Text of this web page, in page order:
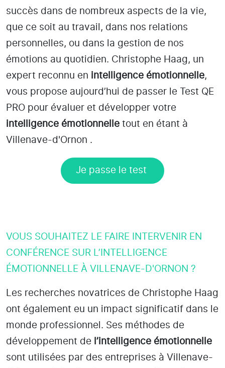
succès dans de nombreux aspects de la vie,
que ce soit au travail, dans nos relations
personnelles, ou dans la gestion de nos
émotions au quotidien. Christophe Haag, un
expert reconnu en intelligence émotionnelle,
vous propose aujourd’hui de passer le Test QE
PRO pour évaluer et développer votre
intelligence émotionnelle tout en étant à
Villenave-d'Ornon .
Je passe le test
VOUS SOUHAITEZ LE FAIRE INTERVENIR EN
CONFÉRENCE SUR L’INTELLIGENCE
ÉMOTIONNELLE À VILLENAVE-D'ORNON ?
Les recherches novatrices de Christophe Haag
ont également eu un impact significatif dans le
monde professionnel. Ses méthodes de
développement de l’intelligence émotionnelle
sont utilisées par des entreprises à Villenave-